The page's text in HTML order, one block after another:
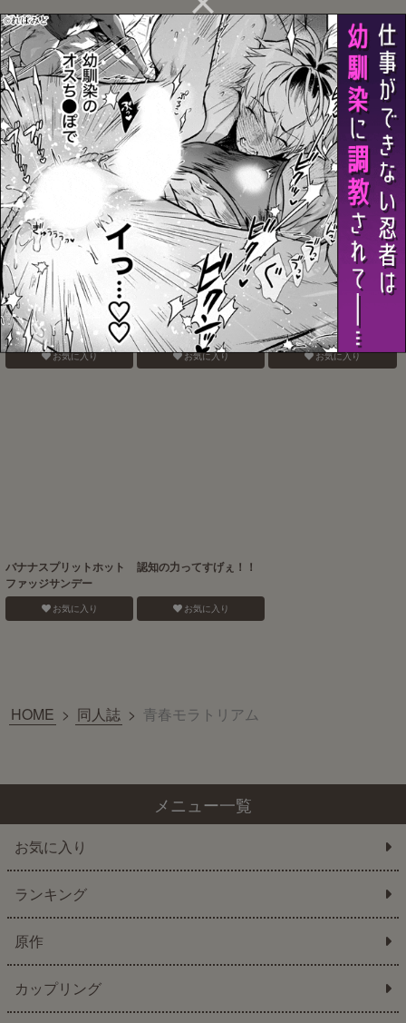
熱暴走
お気に入り
名前で呼んでいい
お気に入り
悪ヨイ、悪ノリ、悪イユ
メ
お気に入り
Bunny Trap!
お気に入り
電鋸男vs3Pしないと出ら
れない部屋
お気に入り
Blue Paranoia
お気に入り
バナナスプリットホット
ファッジサンデー
お気に入り
認知の力ってすげぇ！！
お気に入り
HOME > 同人誌 > 青春モラトリアム
メニュー一覧
お気に入り
ランキング
原作
カップリング